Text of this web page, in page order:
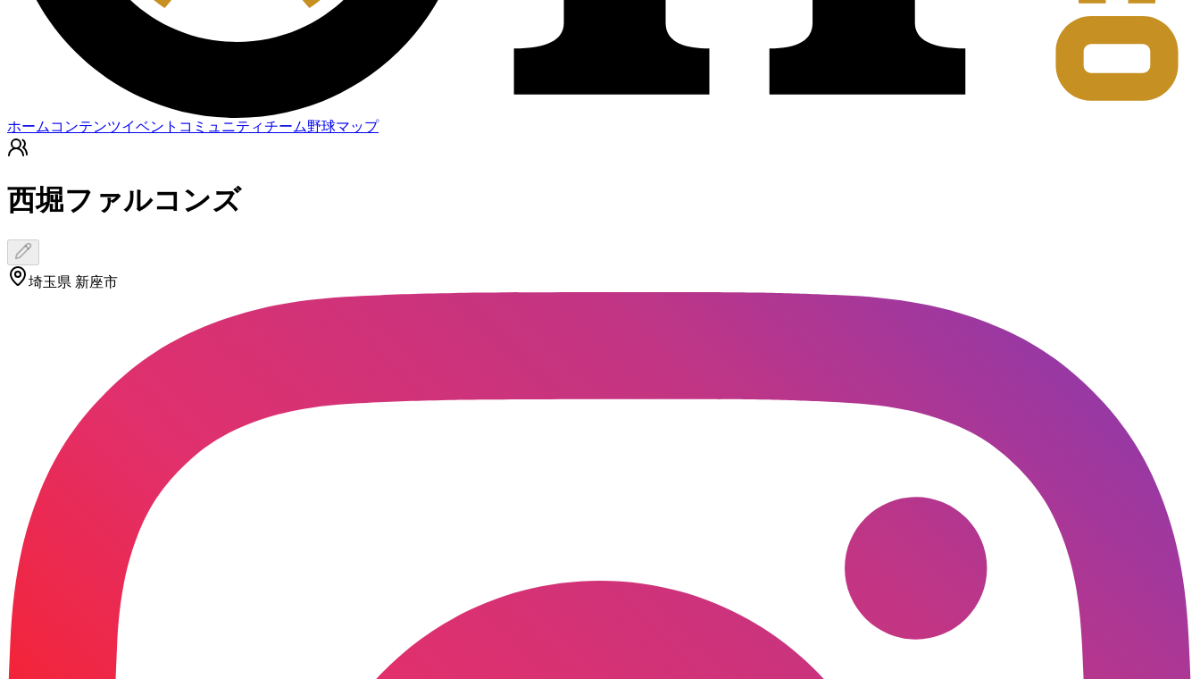
ホーム コンテンツイベント コミュニティチーム野球マップ
西堀ファルコンズ
埼玉県 新座市